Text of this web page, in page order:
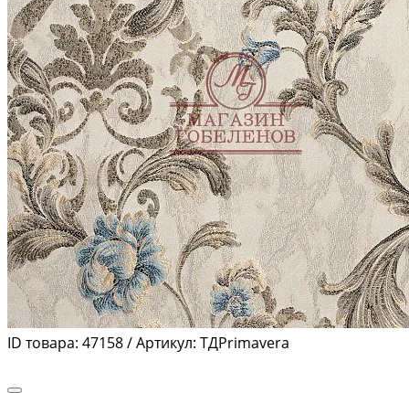
ID товара: 47158 /Артикул: ТДPrimavera